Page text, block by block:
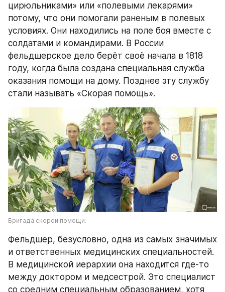
цирюльниками» или «полевыми лекарями»
потому, что они помогали раненым в полевых
условиях. Они находились на поле боя вместе с
солдатами и командирами. В России
фельдшерское дело берёт своё начала в 1818
году, когда была создана специальная служба
оказания помощи на дому. Позднее эту службу
стали называть «Скорая помощь».
Бригада скорой помощи.
Фельдшер, безусловно, одна из самых значимых
и ответственных медицинских специальностей.
В медицинской иерархии она находится где-то
между доктором и медсестрой. Это специалист
со средним специальным образованием, хотя